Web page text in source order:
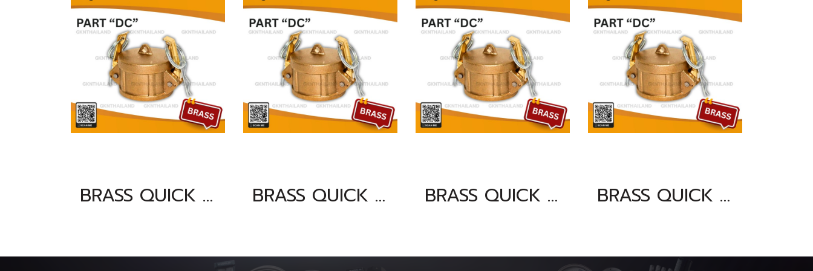
BRASS QUICK COUPLING PART "DC" SIZE : 3" BRASS QUICK COUPLING PART "DC" SIZE : 6" BRASS QUICK COUPLING PART "DC" SIZE : 2.1/2" BRASS QUICK COUPLING PART "DC" SIZE : 4"